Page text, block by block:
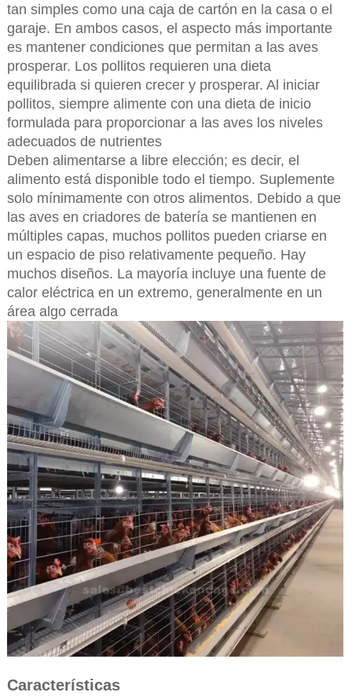
tan simples como una caja de cartón en la casa o el
garaje. En ambos casos, el aspecto más importante
es mantener condiciones que permitan a las aves
prosperar. Los pollitos requieren una dieta
equilibrada si quieren crecer y prosperar. Al iniciar
pollitos, siempre alimente con una dieta de inicio
formulada para proporcionar a las aves los niveles
adecuados de nutrientes
Deben alimentarse a libre elección; es decir, el
alimento está disponible todo el tiempo. Suplemente
solo mínimamente con otros alimentos. Debido a que
las aves en criadores de batería se mantienen en
múltiples capas, muchos pollitos pueden criarse en
un espacio de piso relativamente pequeño. Hay
muchos diseños. La mayoría incluye una fuente de
calor eléctrica en un extremo, generalmente en un
área algo cerrada
Características